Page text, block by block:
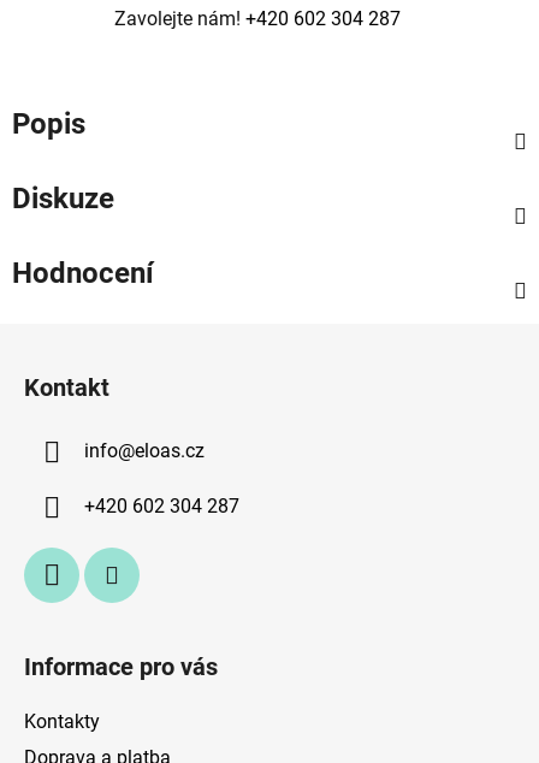
Zavolejte nám! +420 602 304 287
Popis
Diskuze
Hodnocení
Kontakt
info@eloas.cz
+420 602 304 287
Informace pro vás
Kontakty
Doprava a platba